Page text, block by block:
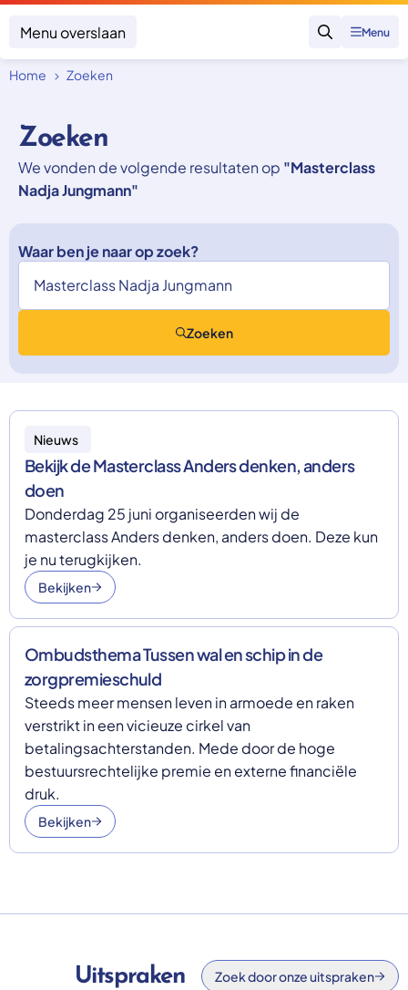
Menu overslaan
Zoeken
Menu
Onderwerpen
Zorgverzekering afsluiten
Zorgverzekering betalen
Nieuw in Nederland
Geen zorgverzekering
Overheid moet proactief
ondersteuning bieden bij schulden, niet
straffen
niet kunnen betalen en bied proactieve
ondersteuning, zoals automatische zorgtoeslag. Zo
voorkomt de overheid schulden, vermindert stress
en blijft noodzakelijke zorg toegankelijk.
Lees meer
Focus en impact
Casussen
Nederlands
English
Deutsch
Polski
Romana
български
Українська
русский
Francais
Home Zoeken
Zoeken
We vonden de volgende resultaten op "Masterclass
Nadja Jungmann"
Waar ben je naar op zoek?
Zoeken
Nieuws
Bekijk de Masterclass Anders denken, anders
doen
Donderdag 25 juni organiseerden wij de
masterclass Anders denken, anders doen. Deze kun
je nu terugkijken.
Bekijken
Ombudsthema Tussen wal en schip in de
zorgpremieschuld
Steeds meer mensen leven in armoede en raken
verstrikt in een vicieuze cirkel van
betalingsachterstanden. Mede door de hoge
bestuursrechtelijke premie en externe financiële
druk.
Bekijken
Uitspraken Zoek door onze uitspraken